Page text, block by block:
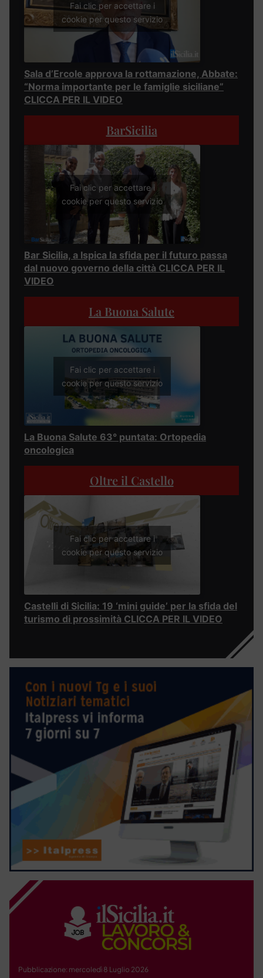
Fai clic per accettare i
cookie per questo servizio
Sala d’Ercole approva la rottamazione, Abbate:
“Norma importante per le famiglie siciliane”
CLICCA PER IL VIDEO
BarSicilia
Fai clic per accettare i
cookie per questo servizio
Bar Sicilia, a Ispica la sfida per il futuro passa
dal nuovo governo della città CLICCA PER IL
VIDEO
La Buona Salute
Fai clic per accettare i
cookie per questo servizio
La Buona Salute 63° puntata: Ortopedia
oncologica
Oltre il Castello
Fai clic per accettare i
cookie per questo servizio
Castelli di Sicilia: 19 ‘mini guide’ per la sfida del
turismo di prossimità CLICCA PER IL VIDEO
Pubblicazione: mercoledì 8 Luglio 2026